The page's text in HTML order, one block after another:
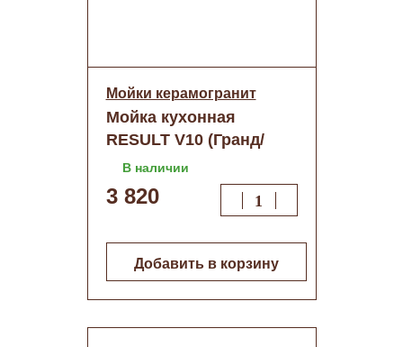
Мойки керамогранит
Мойка кухонная
RESULT V10 (Гранд/
черн.крап)+сифон
(570х510)
В наличии
3 820
Добавить в корзину